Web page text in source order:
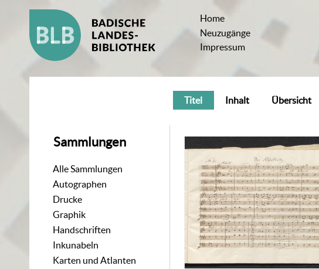
Home
Neuzugänge
Impressum
Sammlungen
Alle Sammlungen
Autographen
Drucke
Graphik
Handschriften
Inkunabeln
Karten und Atlanten
Titel Inhalt Übersicht